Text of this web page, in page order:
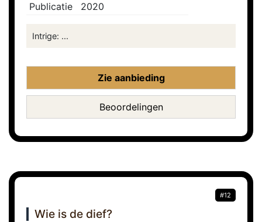
Publicatie
2020
Intrige: ...
Zie aanbieding
Beoordelingen
#12
Wie is de dief?